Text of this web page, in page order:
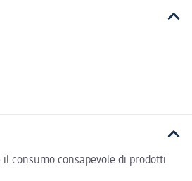
consumo consapevole di prodotti